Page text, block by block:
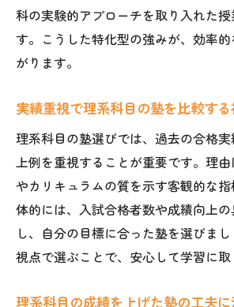
科の実験的アプローチを取り入れた
す。こうした特化型の強みが、効率
がります。
実績重視で理系科目の塾を比較す
理系科目の塾選びでは、過去の合格
上例を重視することが重要です。理
やカリキュラムの質を示す客観的な
体的には、入試合格者数や成績向上
し、自分の目標に合った塾を選びま
視点で選ぶことで、安心して学習に取
理系科目の成績を上げた塾の工夫に